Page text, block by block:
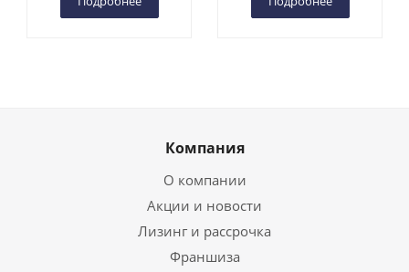
Компания
О компании
Акции и новости
Лизинг и рассрочка
Франшиза